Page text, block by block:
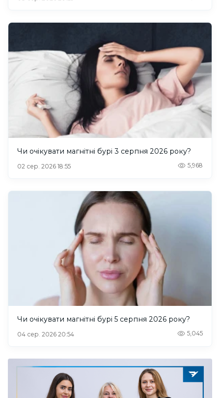
Чи очікувати магнітні бурі 3 серпня 2026 року?
02 сер. 2026 18:55 5,968
Чи очікувати магнітні бурі 5 серпня 2026 року?
04 сер. 2026 20:54 5,045